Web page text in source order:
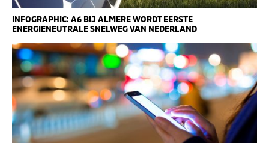
INFOGRAPHIC: A6 BIJ ALMERE WORDT EERSTE
ENERGIENEUTRALE SNELWEG VAN NEDERLAND